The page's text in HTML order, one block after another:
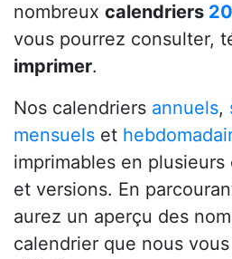
nombreux calendriers
vous pourrez consulter,
imprimer.
Nos calendriers annuels,
mensuels et
imprimables en
et versions. En
aurez un aperçu des
calendrier que nous